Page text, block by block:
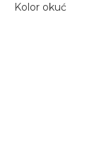
Kolor okuć